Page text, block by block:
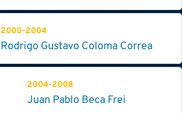
2000-2004
Rodrigo Gustavo Coloma Correa
2004-2008
Juan Pablo Beca Frei